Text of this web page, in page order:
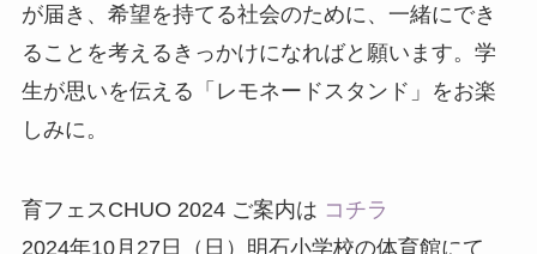
が届き、希望を持てる社会のために、一緒にでき
ることを考えるきっかけになればと願います。学
生が思いを伝える「レモネードスタンド」をお楽
しみに。
育フェスCHUO 2024 ご案内は コチラ
2024年10月27日（日）明石小学校の体育館にて